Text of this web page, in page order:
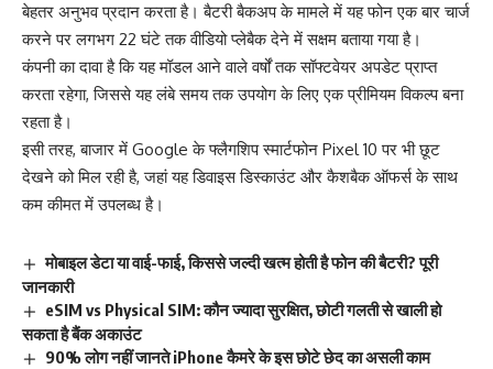
बेहतर अनुभव प्रदान करता है। बैटरी बैकअप के मामले में यह फोन एक बार चार्ज
करने पर लगभग 22 घंटे तक वीडियो प्लेबैक देने में सक्षम बताया गया है।
कंपनी का दावा है कि यह मॉडल आने वाले वर्षों तक सॉफ्टवेयर अपडेट प्राप्त
करता रहेगा, जिससे यह लंबे समय तक उपयोग के लिए एक प्रीमियम विकल्प बना
रहता है।
इसी तरह, बाजार में Google के फ्लैगशिप स्मार्टफोन Pixel 10 पर भी छूट
देखने को मिल रही है, जहां यह डिवाइस डिस्काउंट और कैशबैक ऑफर्स के साथ
कम कीमत में उपलब्ध है।
मोबाइल डेटा या वाई-फाई, किससे जल्दी खत्म होती है फोन की बैटरी? पूरी
जानकारी
eSIM vs Physical SIM: कौन ज्यादा सुरक्षित, छोटी गलती से खाली हो
सकता है बैंक अकाउंट
90% लोग नहीं जानते iPhone कैमरे के इस छोटे छेद का असली काम